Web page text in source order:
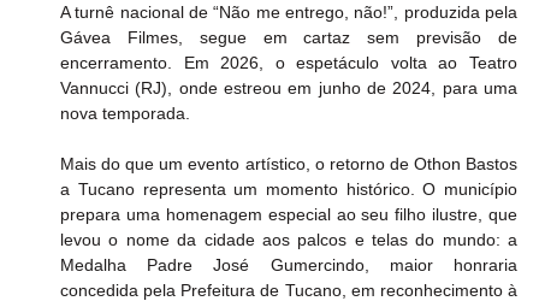
A turnê nacional de “Não me entrego, não!”, produzida pela
Gávea Filmes, segue em cartaz sem previsão de
encerramento. Em 2026, o espetáculo volta ao Teatro
Vannucci (RJ), onde estreou em junho de 2024, para uma
nova temporada.
Mais do que um evento artístico, o retorno de Othon Bastos
a Tucano representa um momento histórico. O município
prepara uma homenagem especial ao seu filho ilustre, que
levou o nome da cidade aos palcos e telas do mundo: a
Medalha Padre José Gumercindo, maior honraria
concedida pela Prefeitura de Tucano, em reconhecimento à